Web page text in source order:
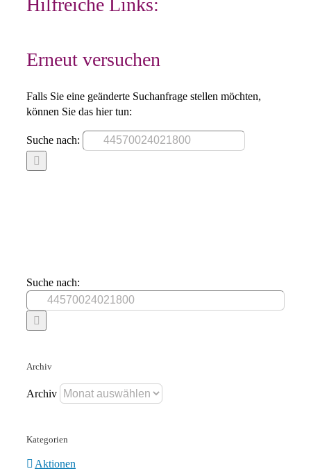
Hilfreiche Links:
Erneut versuchen
Falls Sie eine geänderte Suchanfrage stellen möchten,
können Sie das hier tun:
Suche nach:
Suche nach:
Archiv
Archiv
Kategorien
Aktionen